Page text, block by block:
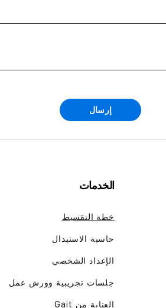
إرسال
الخدمات
خطة التقسيط
حاسبة الاستبدال
الإعداد الشخصي
جلسات تجريبية وورش عمل
العناية من Gait